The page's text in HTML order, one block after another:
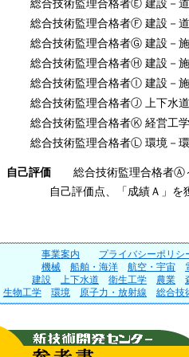
総合技術監理合格者Ⓔ 建設－
総合技術監理合格者Ⓕ 建設－
総合技術監理合格者Ⓖ 建設－施
総合技術監理合格者Ⓗ 建設－施
総合技術監理合格者Ⓘ 建設－施
総合技術監理合格者Ⓙ 上下水道
総合技術監理合格者Ⓚ 経営工学
総合技術監理合格者Ⓛ 環境－
自己評価 総合技術監理合格者
自己評価点、「成績Ａ」を獲
事業案内 プライバシーポリシ
機械
船舶・海洋 航空・宇宙
建設
上下水道 衛生工学 農業
生物工学
環境 原子力・放射線 総合技